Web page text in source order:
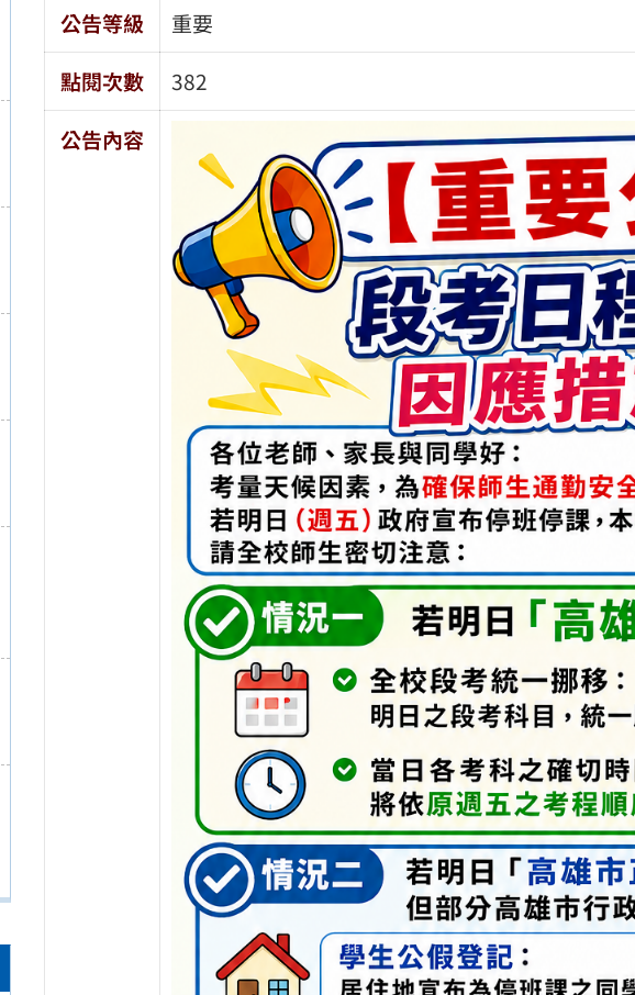
公告等級
重要
點閱次數
382
公告內容